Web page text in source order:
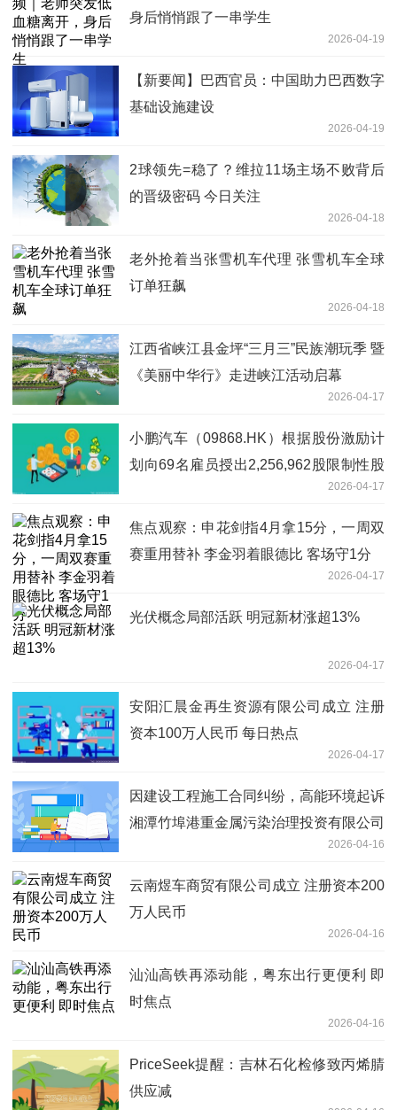
身后悄悄跟了一串学生
2026-04-19
【新要闻】巴西官员：中国助力巴西数字
基础设施建设
2026-04-19
2球领先=稳了？维拉11场主场不败背后
的晋级密码 今日关注
2026-04-18
老外抢着当张雪机车代理 张雪机车全球
订单狂飙
2026-04-18
江西省峡江县金坪“三月三”民族潮玩季 暨
《美丽中华行》走进峡江活动启幕
2026-04-17
小鹏汽车（09868.HK）根据股份激励计
划向69名雇员授出2,256,962股限制性股
2026-04-17
焦点观察：申花剑指4月拿15分，一周双
赛重用替补 李金羽着眼德比 客场守1分
2026-04-17
光伏概念局部活跃 明冠新材涨超13%
2026-04-17
安阳汇晨金再生资源有限公司成立 注册
资本100万人民币 每日热点
2026-04-17
因建设工程施工合同纠纷，高能环境起诉
湘潭竹埠港重金属污染治理投资有限公司
2026-04-16
云南煜车商贸有限公司成立 注册资本200
万人民币
2026-04-16
汕汕高铁再添动能，粤东出行更便利 即
时焦点
2026-04-16
PriceSeek提醒：吉林石化检修致丙烯腈
供应减